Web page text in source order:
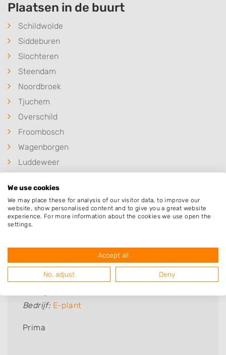
Plaatsen in de buurt
Schildwolde
Siddeburen
Slochteren
Steendam
Noordbroek
Tjuchem
Overschild
Froombosch
Wagenborgen
Luddeweer
Woudbloem
Deze mensen gingen u voor
Bedrijf: E-plant
Prima
We use cookies
We may place these for analysis of our visitor data, to improve our
website, show personalised content and to give you a great website
experience. For more information about the cookies we use open the
settings.
Accept all
No, adjust Deny